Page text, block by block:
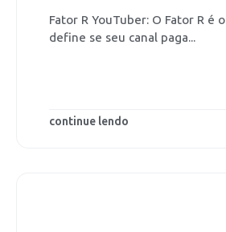
Fator R YouTuber: O Fator R é
define se seu canal paga...
continue lendo